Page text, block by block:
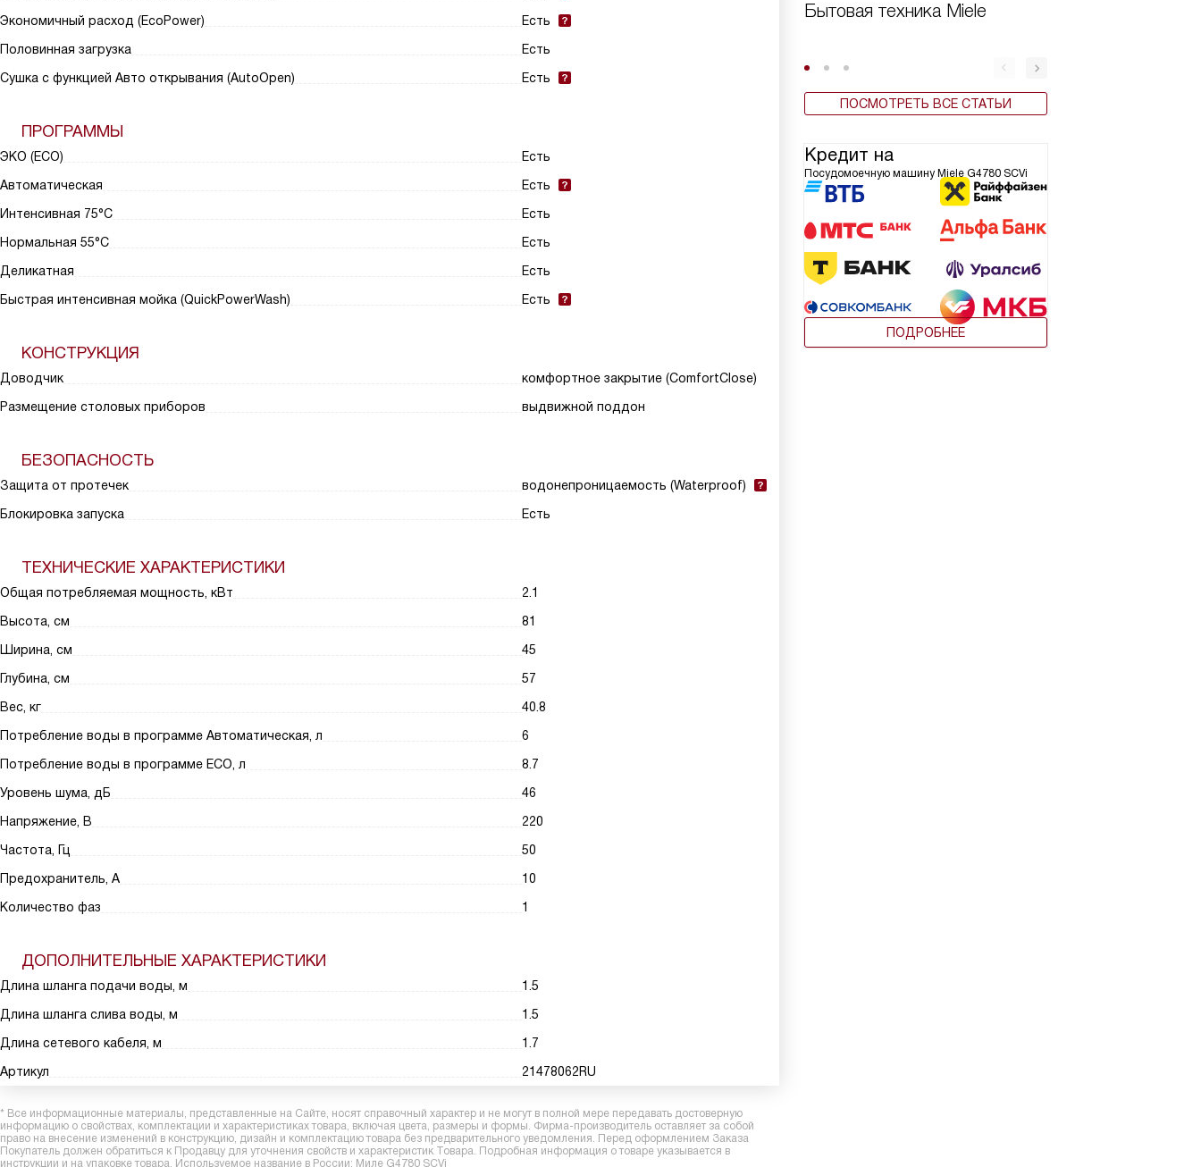
Бытовая техника Miele
ПОСМОТРЕТЬ ВСЕ СТАТЬИ
Кредит на
Посудомоечную машину Miele G4780 SCVi
ПОДРОБНЕЕ
Экономичный расход (EcoPower)
Есть
Половинная загрузка
Есть
Сушка с функцией Авто открывания (AutoOpen)
Есть
ПРОГРАММЫ
ЭКО (ECO)
Есть
Автоматическая
Есть
Интенсивная 75°С
Есть
Нормальная 55°С
Есть
Деликатная
Есть
Быстрая интенсивная мойка (QuickPowerWash)
Есть
КОНСТРУКЦИЯ
Доводчик
комфортное закрытие (ComfortClose)
Размещение столовых приборов
выдвижной поддон
БЕЗОПАСНОСТЬ
Защита от протечек
водонепроницаемость (Waterproof)
Блокировка запуска
Есть
ТЕХНИЧЕСКИЕ ХАРАКТЕРИСТИКИ
Общая потребляемая мощность, кВт
2.1
Высота, см
81
Ширина, см
45
Глубина, см
57
Вес, кг
40.8
Потребление воды в программе Автоматическая, л
6
Потребление воды в программе ECO, л
8.7
Уровень шума, дБ
46
Напряжение, В
220
Частота, Гц
50
Предохранитель, А
10
Количество фаз
1
ДОПОЛНИТЕЛЬНЫЕ ХАРАКТЕРИСТИКИ
Длина шланга подачи воды, м
1.5
Длина шланга слива воды, м
1.5
Длина сетевого кабеля, м
1.7
Артикул
21478062RU
* Все информационные материалы, представленные на Сайте, носят справочный характер и не могут в полной мере передавать достоверную
информацию о свойствах, комплектации и характеристиках товара, включая цвета, размеры и формы. Фирма-производитель оставляет за собой
право на внесение изменений в конструкцию, дизайн и комплектацию товара без предварительного уведомления. Перед оформлением Заказа
Покупатель должен обратиться к Продавцу для уточнения свойств и характеристик Товара. Подробная информация о товаре указывается в
инструкции и на упаковке товара. Используемое название в России: Миле G4780 SCVi